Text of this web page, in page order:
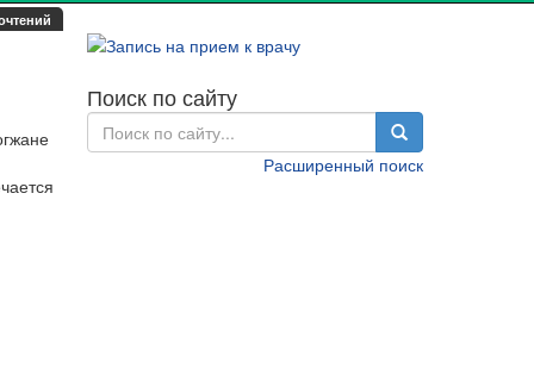
Поиск по сайту
Расширенный поиск